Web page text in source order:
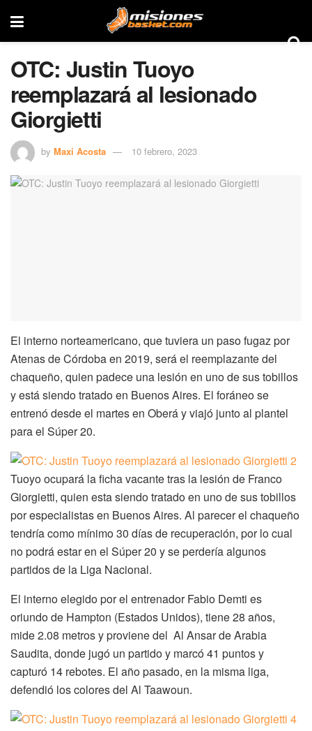
OTC: Justin Tuoyo
reemplazará al lesionado
Giorgietti
by Maxi Acosta 10 febrero, 2023
El interno norteamericano, que tuviera un paso fugaz por
Atenas de Córdoba en 2019, será el reemplazante del
chaqueño, quien padece una lesión en uno de sus tobillos
y está siendo tratado en Buenos Aires. El foráneo se
entrenó desde el martes en Oberá y viajó junto al plantel
para el Súper 20.
Tuoyo ocupará la ficha vacante tras la lesión de Franco
Giorgietti, quien esta siendo tratado en uno de sus tobillos
por especialistas en Buenos Aires. Al parecer el chaqueño
tendría como mínimo 30 días de recuperación, por lo cual
no podrá estar en el Súper 20 y se perdería algunos
partidos de la Liga Nacional.
El interno elegido por el entrenador Fabio Demti es
oriundo de Hampton (Estados Unidos), tiene 28 años,
mide 2.08 metros y proviene del Al Ansar de Arabia
Saudita, donde jugó un partido y marcó 41 puntos y
capturó 14 rebotes. El año pasado, en la misma liga,
defendió los colores del Al Taawoun.